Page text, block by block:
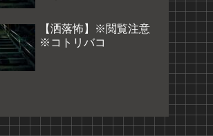
【洒落怖】※閲覧注意
※コトリバコ